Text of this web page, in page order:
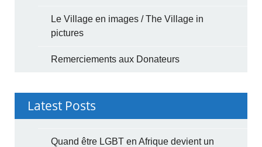
Le Village en images / The Village in
pictures
Remerciements aux Donateurs
Latest Posts
Quand être LGBT en Afrique devient un